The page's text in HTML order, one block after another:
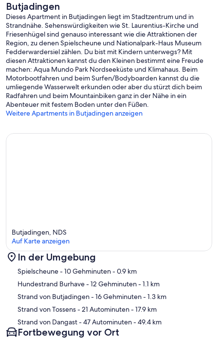
Ein Fahrradverleih, Restaurants und Mama's Allee Cafe und eine
Bushaltestelle liegen ebenfalls direkt vor der Tür.
Nicht weit entfernt gibt es das Erlebnisbad El Mundo - Center Park
und auch Bremerhaven hat neben dem Klimahaus noch einiges
mehr zu bieten. Allein die Fahrt mit der Fähre ist ja schon ein
Erlebnis.
Jede Wohneinheit hat einen eigenen Garten, Grill und KFZ
Stellplatz und bekommt einen Schlüssel für die Garage, in der
mitgebrachte Fahrräder oder Spielzeuge sicher abgestellt werden
können. In der Garage befindet sich auch die Waschküche mit zwei
Waschmaschinen und einem Trockner, die von allen Gästen genutzt
erlaubt.
Handtücher und Bettwäsche sind im Preis enthalten.
Die Gemeinde Butjadigen erhebt aber noch eine Kurtaxe, die von
uns kassiert und direkt weitergeleitet wird. Darüber bekommen Sie
noch eine gesonderte Rechnung, falls Sie nicht direkt über uns
buchen sollten.
Nach Ihrer Buchung setzen wir uns mit Ihnen in Verbindung. Wir
benötigen für den Mietvertrag Ihre Adresse und für die
Berechnung der Kurtaxe das Alter der Kinder (falls vorhanden).
Butjadingen
Dieses Apartment in Butjadingen liegt im Stadtzentrum und in
Strandnähe. Sehenswürdigkeiten wie St. Laurentius-Kirche und
Friesenhügel sind genauso interessant wie die Attraktionen der
Region, zu denen Spielscheune und Nationalpark-Haus Museum
Fedderwardersiel zählen. Du bist mit Kindern unterwegs? Mit
diesen Attraktionen kannst du den Kleinen bestimmt eine Freude
machen: Aqua Mundo Park Nordseeküste und Klimahaus. Beim
Motorbootfahren und beim Surfen/Bodyboarden kannst du die
umliegende Wasserwelt erkunden oder aber du stürzt dich beim
Radfahren und beim Mountainbiken ganz in der Nähe in ein
Abenteuer mit festem Boden unter den Füßen.
Weitere Apartments in Butjadingen anzeigen
Karte
Butjadingen, NDS
Auf Karte anzeigen
In der Umgebung
Spielscheune- 10 Gehminuten- 0.9 km
Hundestrand Burhave- 12 Gehminuten- 1.1 km
Strand von Butjadingen- 16 Gehminuten- 1.3 km
Strand von Tossens- 21 Autominuten- 17.9 km
Strand von Dangast- 47 Autominuten- 49.4 km
Fortbewegung vor Ort